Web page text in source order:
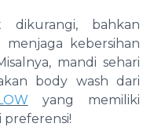
bahkan
kebersihan
mandi sehari
body wash dari
yang memiliki
preferensi!